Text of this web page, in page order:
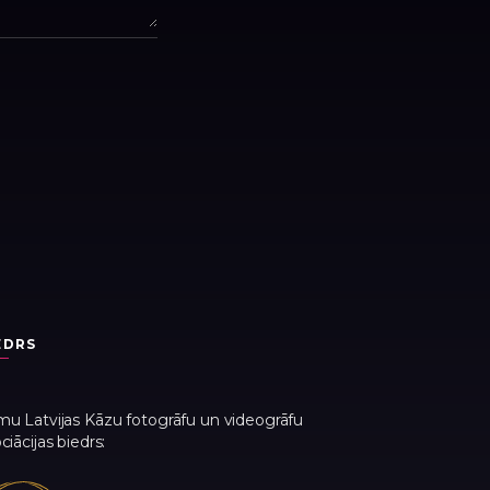
Latvijas Kāzu fotogrāfu un videogrāfu
biedrs: